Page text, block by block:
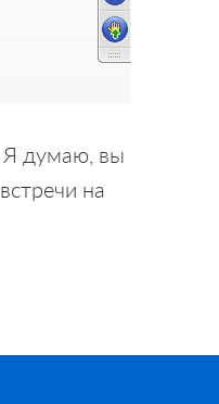
Я думаю, вы
на